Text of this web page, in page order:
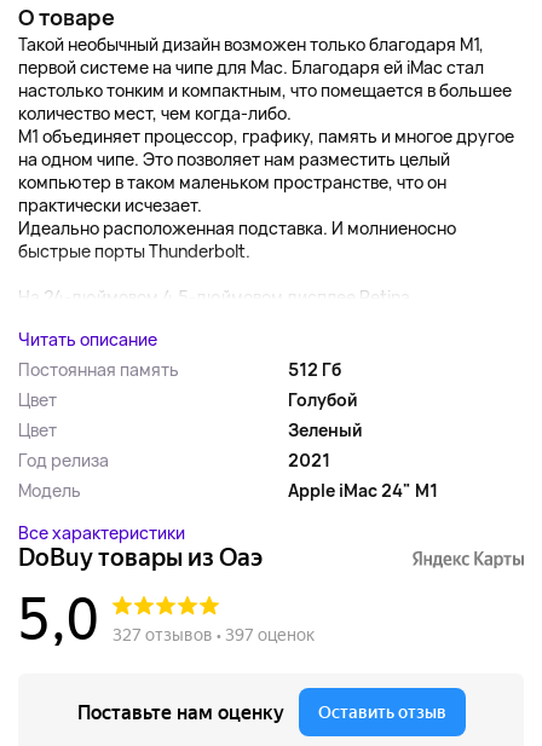
О товаре
Такой необычный дизайн возможен только благодаря M1,
первой системе на чипе для Mac. Благодаря ей iMac стал
настолько тонким и компактным, что помещается в большее
количество мест, чем когда-либо.
M1 объединяет процессор, графику, память и многое другое
на одном чипе. Это позволяет нам разместить целый
компьютер в таком маленьком пространстве, что он
практически исчезает.
Идеально расположенная подставка. И молниеносно
быстрые порты Thunderbolt.
На 24-дюймовом 4,5-дюймовом дисплее Retina...
Читать описание
Постоянная память
512 Гб
Цвет
Голубой
Цвет
Зеленый
Год релиза
2021
Модель
Apple iMac 24" M1
Все характеристики